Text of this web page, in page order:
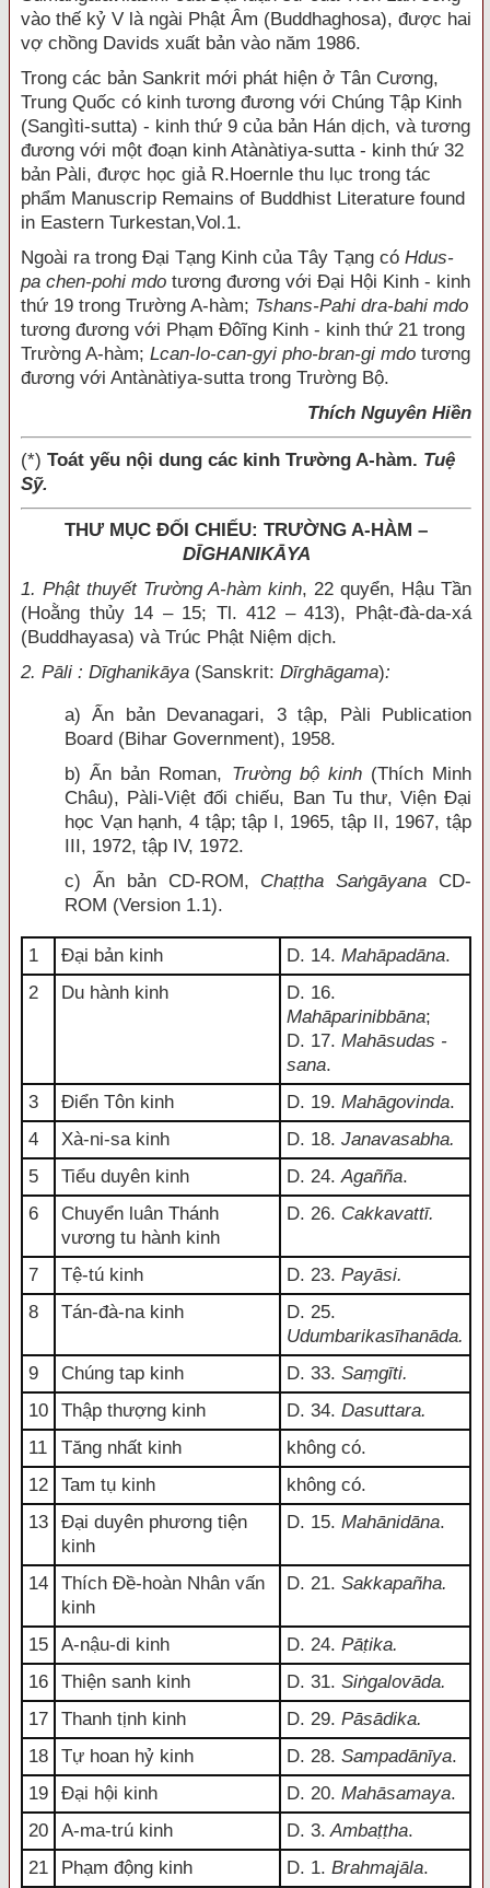
vào thế kỷ V là ngài Phật Âm (Buddhaghosa), được hai
vợ chồng Davids xuất bản vào năm 1986.
Trong các bản Sankrit mới phát hiện ở Tân Cương,
Trung Quốc có kinh tương đương với Chúng Tập Kinh
(Sangìti-sutta) - kinh thứ 9 của bản Hán dịch, và tương
đương với một đoạn kinh Atànàtiya-sutta - kinh thứ 32
bản Pàli, được học giả R.Hoernle thu lục trong tác
phẩm Manuscrip Remains of Buddhist Literature found
in Eastern Turkestan,Vol.1.
Ngoài ra trong Đại Tạng Kinh của Tây Tạng có Hdus-
pa chen-pohi mdo tương đương với Đại Hội Kinh - kinh
thứ 19 trong Trường A-hàm; Tshans-Pahi dra-bahi mdo
tương đương với Phạm Đôĩng Kinh - kinh thứ 21 trong
Trường A-hàm; Lcan-lo-can-gyi pho-bran-gi mdo tương
đương với Antànàtiya-sutta trong Trường Bộ.
Thích Nguyên Hiền
(*) Toát yếu nội dung các kinh Trường A-hàm. Tuệ
Sỹ.
THƯ MỤC ĐỐI CHIẾU: TRƯỜNG A-HÀM –
DĪGHANIKĀYA
1. Phật thuyết Trường A-hàm kinh, 22 quyển, Hậu Tần
(Hoằng thủy 14 – 15; Tl. 412 – 413), Phật-đà-da-xá
(Buddhayasa) và Trúc Phật Niệm dịch.
2. Pāli : Dīghanikāya (Sanskrit: Dīrghāgama):
a) Ấn bản Devanagari, 3 tập, Pàli Publication
Board (Bihar Government), 1958.
b) Ấn bản Roman, Trường bộ kinh(Thích Minh
Châu), Pàli-Việt đối chiếu, Ban Tu thư, Viện Đại
học Vạn hạnh, 4 tập; tập I, 1965, tập II, 1967, tập
III, 1972, tập IV, 1972.
c) Ấn bản CD-ROM, Chaṭṭha Saṅgāyana CD-
ROM (Version 1.1).
1 Đại bản kinh D. 14. Mahāpadāna.
2
Du hành kinh
D. 16.
Mahāparinibbāna;
D. 17. Mahāsudas -
sana.
3
Điển Tôn kinh D. 19. Mahāgovinda.
4
Xà-ni-sa kinh D. 18. Janavasabha.
5
Tiểu duyên kinh D. 24.Agañña.
6
Chuyển luân Thánh
vương tu hành kinh
D. 26. Cakkavattī.
7 Tệ-tú kinh D. 23. Payāsi.
8
Tán-đà-na kinh
D. 25.
Udumbarikasīhanāda.
9
Chúng tap kinh D. 33. Saṃgīti.
10
Thập thượng kinh D. 34. Dasuttara.
11
Tăng nhất kinh
không có.
12
Tam tụ kinh
không có.
13
Đại duyên phương tiện
kinh
D. 15. Mahānidāna.
14
Thích Đề-hoàn Nhân vấn
kinh
D. 21. Sakkapañha.
15 A-nậu-di kinh D. 24. Pāṭika.
16
Thiện sanh kinh D. 31. Siṅgalovāda.
17
Thanh tịnh kinh D. 29. Pāsādika.
18
Tự hoan hỷ kinh D. 28. Sampadānīya.
19
Đại hội kinh D. 20. Mahāsamaya.
20
A-ma-trú kinh D. 3. Ambaṭṭha.
21
Phạm động kinh D. 1. Brahmajāla.